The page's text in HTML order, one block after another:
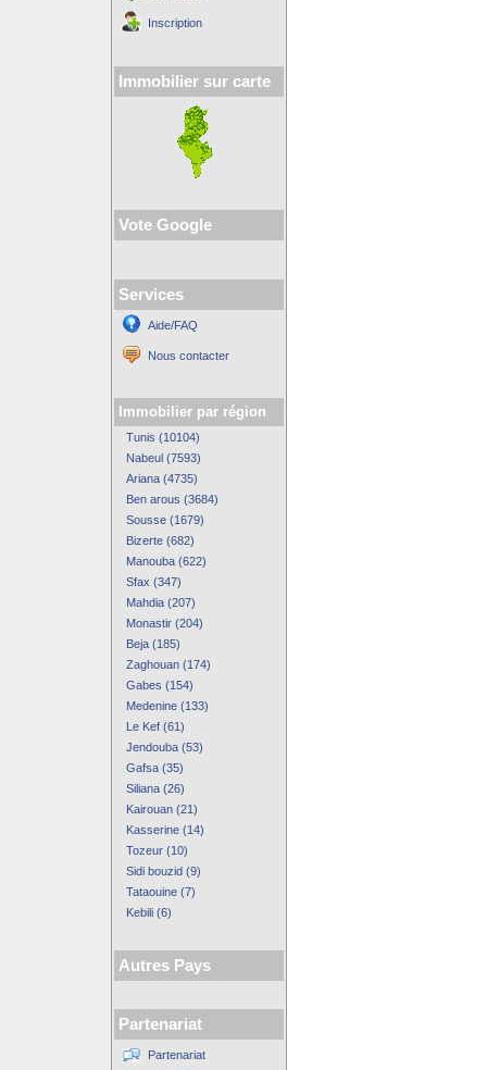
Inscription
Immobilier sur carte
Vote Google
Services
Aide/FAQ
Nous contacter
Immobilier par région
Tunis (10104)
Nabeul (7593)
Ariana (4735)
Ben arous (3684)
Sousse (1679)
Bizerte (682)
Manouba (622)
Sfax (347)
Mahdia (207)
Monastir (204)
Beja (185)
Zaghouan (174)
Gabes (154)
Medenine (133)
Le Kef (61)
Jendouba (53)
Gafsa (35)
Siliana (26)
Kairouan (21)
Kasserine (14)
Tozeur (10)
Sidi bouzid (9)
Tataouine (7)
Kebili (6)
Autres Pays
Partenariat
Partenariat